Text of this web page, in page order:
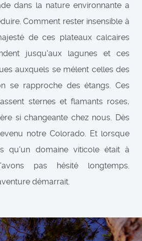
dans la nature environnante a
Comment rester insensible à
de ces plateaux calcaires
jusqu'aux lagunes et ces
auxquels se mélent celles des
se rapproche des étangs. Ces
sternes et flamants roses,
si changeante chez nous. Dès
notre Colorado. Et lorsque
qu'un domaine viticole était à
pas hésité longtemps.
démarrait.